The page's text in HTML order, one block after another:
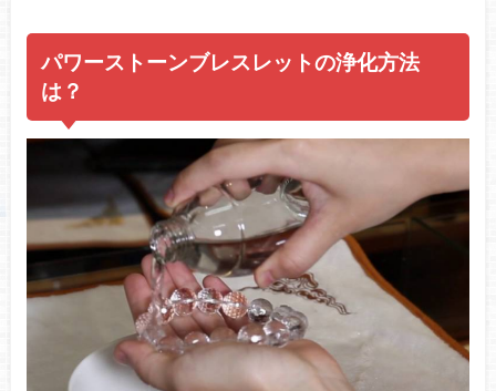
パワーストーンブレスレットの浄化方法
は？